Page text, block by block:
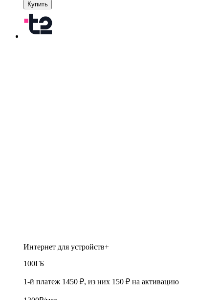
Купить
Интернет для устройств+
100ГБ
1-й платеж 1450 ₽, из них 150 ₽ на активацию